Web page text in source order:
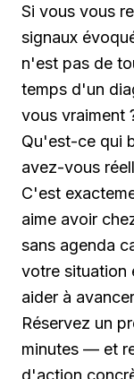
Si vous vous
signaux
n'est pas de
temps d'un
vous vraiment
Qu'est-ce qui
avez-vous
C'est
aime avoir
sans agenda
votre situation
aider à
Réservez un
minutes — et